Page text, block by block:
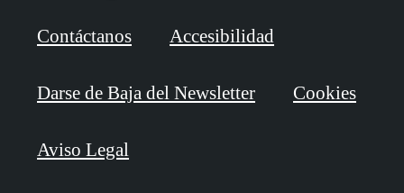
Contáctanos Accesibilidad
Darse de Baja del Newsletter Cookies
Aviso Legal